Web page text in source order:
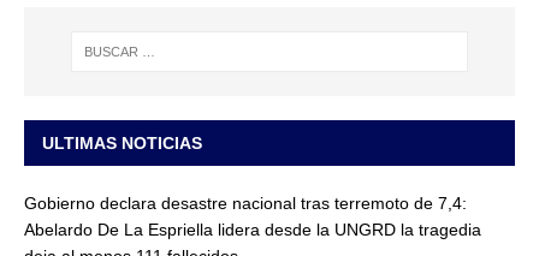
ULTIMAS NOTICIAS
Gobierno declara desastre nacional tras terremoto de 7,4:
Abelardo De La Espriella lidera desde la UNGRD la tragedia